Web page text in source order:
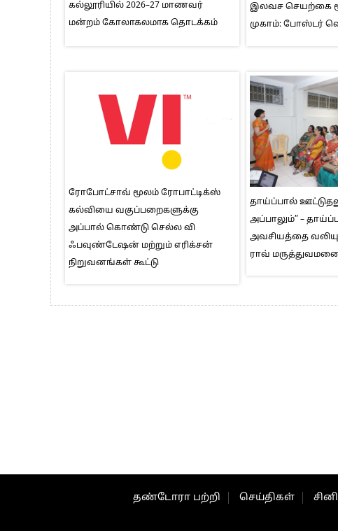
கல்லூரியில் 2026–27 மாணவர்
மன்றம் கோலாகலமாக தொடக்கம்
இலவச செயற்கை
முகாம்: போஸ்டர்
ரோபோட்சாவ் மூலம் ரோபாட்டிக்ஸ்
கல்வியை வகுப்பறைகளுக்கு
அப்பால் கொண்டு செல்ல வி
ஃபவுண்டேஷன் மற்றும் எரிக்சன்
நிறுவனங்கள் கூட்டு
தாய்ப்பால்
அப்பாலும்” –
அவசியத்தை
ராவ்
தண்டோரா பற்றி செய்திகள்